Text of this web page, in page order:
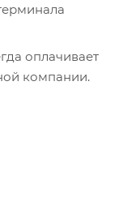
оплачивает
компании.